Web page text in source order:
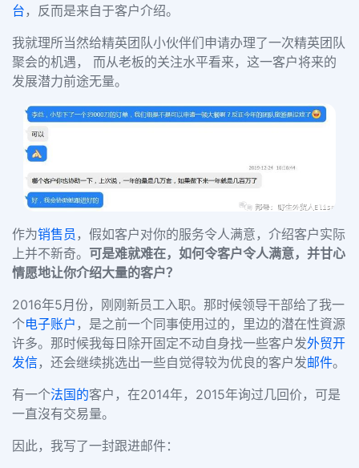
台 ，反而是来自于客户介绍。
我就理所当然给精英团队小伙伴们申请办理了一次精英团队
聚会的机遇， 而从老板的关注水平看来，这一客户将来的
发展潜力前途无量。
作为销售员 ，假如客户对你的服务令人满意，介绍客户实际
上并不新奇。 可是难就难在，如何令客户令人满意，并甘心
情愿地让你介绍大量的客户？
2016年5月份，刚刚新员工入职。那时候领导干部给了我一
个电子账户 ，是之前一个同事使用过的，里边的潜在性資源
许多。那时候我每日除开固定不动自身找一些客户发外贸开
发信，还会继续挑选出一些自觉得较为优良的客户发邮件。
有一个法国的客户，在2014年，2015年询过几回价，可是
一直沒有交易量。
因此，我写了一封跟进邮件：